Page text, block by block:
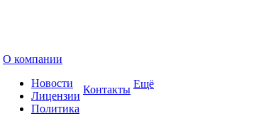
О компании
Новости
Лицензии
Политика
Контакты Ещё